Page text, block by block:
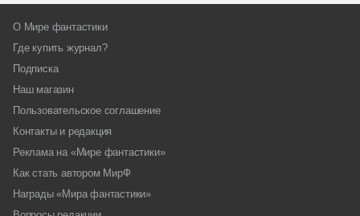
О Мире фантастики
Где купить журнал?
Подписка
Наш магазин
Пользовательское соглашение
Контакты и редакция
Реклама на «Мире фантастики»
Как стать автором МирФ
Награды «Мира фантастики»